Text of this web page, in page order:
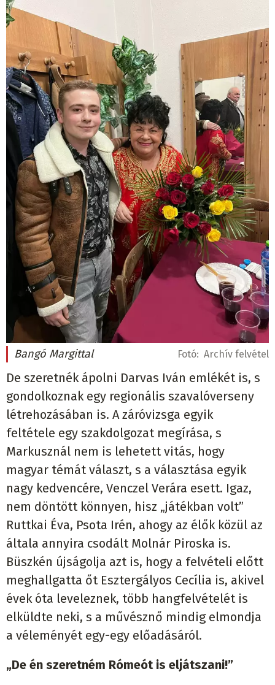
Bangó Margittal Fotó: Archív felvétel
De szeretnék ápolni Darvas Iván emlékét is, s
gondolkoznak egy regionális szavalóverseny
létrehozásában is. A záróvizsga egyik
feltétele egy szakdolgozat megírása, s
Markusznál nem is lehetett vitás, hogy
magyar témát választ, s a választása egyik
nagy kedvencére, Venczel Verára esett. Igaz,
nem döntött könnyen, hisz „játékban volt”
Ruttkai Éva, Psota Irén, ahogy az élők közül az
általa annyira csodált Molnár Piroska is.
Büszkén újságolja azt is, hogy a felvételi előtt
meghallgatta őt Esztergályos Cecília is, akivel
évek óta leveleznek, több hangfelvételét is
elküldte neki, s a művésznő mindig elmondja
a véleményét egy-egy előadásáról.
„De én szeretném Rómeót is eljátszani!”